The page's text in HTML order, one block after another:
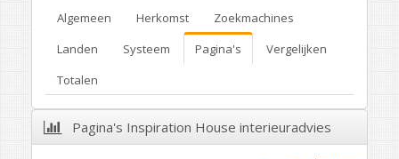
Algemeen Herkomst
Zoekmachines
Landen
Systeem Pagina's
Vergelijken
Totalen
Pagina's Inspiration House interieuradvies